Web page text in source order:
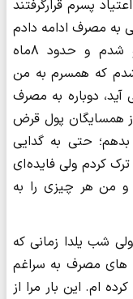
پسرم قرارگرفتند
به مصرف ادامه دادم
تا این که با تهدیدهای شوهرم روبه‎رو شدم و حدود ۸ماه
شدم که همسرم به من
دوباره به مصرف
همسایگان پول قرض
حتی به گدایی
کردم ولی فایده ای
و من هر چیزی را به
شب یلدا زمانی که
های مصرف به سراغم
ام. این بار مرا از